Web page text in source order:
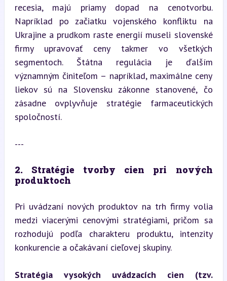
recesia, majú priamy dopad na cenotvorbu.
Napríklad po začiatku vojenského konfliktu na
Ukrajine a prudkom raste energií museli slovenské
firmy upravovať ceny takmer vo všetkých
segmentoch. Štátna regulácia je ďalším
významným činiteľom – napríklad, maximálne ceny
liekov sú na Slovensku zákonne stanovené, čo
zásadne ovplyvňuje stratégie farmaceutických
spoločností.
---
2. Stratégie tvorby cien pri nových
produktoch
Pri uvádzaní nových produktov na trh firmy volia
medzi viacerými cenovými stratégiami, pričom sa
rozhodujú podľa charakteru produktu, intenzity
konkurencie a očakávaní cieľovej skupiny.
Stratégia vysokých uvádzacích cien (tzv.